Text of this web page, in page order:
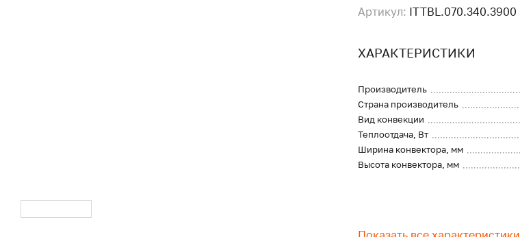
Артикул: ITTBL.070.340.3900
ХАРАКТЕРИСТИКИ
Производитель
Страна производитель
Вид конвекции
Теплоотдача, Вт
Ширина конвектора, мм
Высота конвектора, мм